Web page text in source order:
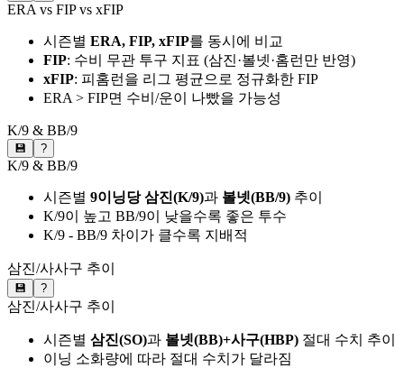
ERA vs FIP vs xFIP
시즌별 ERA, FIP, xFIP를 동시에 비교
FIP: 수비 무관 투구 지표 (삼진·볼넷·홈런만 반영)
xFIP: 피홈런을 리그 평균으로 정규화한 FIP
ERA > FIP면 수비/운이 나빴을 가능성
K/9 & BB/9
💾 ?
K/9 & BB/9
시즌별 9이닝당 삼진(K/9)과 볼넷(BB/9) 추이
K/9이 높고 BB/9이 낮을수록 좋은 투수
K/9 - BB/9 차이가 클수록 지배적
삼진/사사구 추이
💾 ?
삼진/사사구 추이
시즌별 삼진(SO)과 볼넷(BB)+사구(HBP) 절대 수치 추이
이닝 소화량에 따라 절대 수치가 달라짐